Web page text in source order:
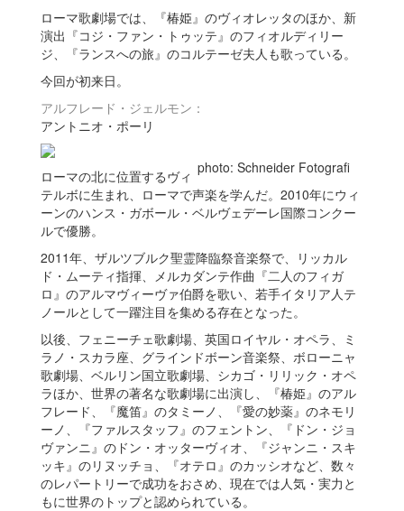
ローマ歌劇場では、『椿姫』のヴィオレッタのほか、新
演出『コジ・ファン・トゥッテ』のフィオルディリー
ジ、『ランスへの旅』のコルテーゼ夫人も歌っている。
今回が初来日。
アルフレード・ジェルモン：
アントニオ・ポーリ
photo: Schneider Fotografi
ローマの北に位置するヴィ
テルボに生まれ、ローマで声楽を学んだ。2010年にウィ
ーンのハンス・ガボール・ベルヴェデーレ国際コンクー
ルで優勝。
2011年、ザルツブルク聖霊降臨祭音楽祭で、リッカル
ド・ムーティ指揮、メルカダンテ作曲『二人のフィガ
ロ』のアルマヴィーヴァ伯爵を歌い、若手イタリア人テ
ノールとして一躍注目を集める存在となった。
以後、フェニーチェ歌劇場、英国ロイヤル・オペラ、ミ
ラノ・スカラ座、グラインドボーン音楽祭、ボローニャ
歌劇場、ベルリン国立歌劇場、シカゴ・リリック・オペ
ラほか、世界の著名な歌劇場に出演し、『椿姫』のアル
フレード、『魔笛』のタミーノ、『愛の妙薬』のネモリ
ーノ、『ファルスタッフ』のフェントン、『ドン・ジョ
ヴァンニ』のドン・オッターヴィオ、『ジャンニ・スキ
ッキ』のリヌッチョ、『オテロ』のカッシオなど、数々
のレパートリーで成功をおさめ、現在では人気・実力と
もに世界のトップと認められている。